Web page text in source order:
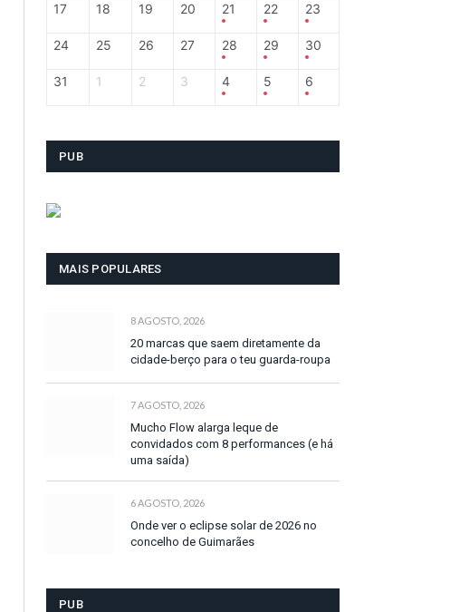
17 18 19 20 21 22 23
24 25 26 27 28 29 30
31 1 2 3 4 5 6
PUB
MAIS POPULARES
8 AGOSTO, 2026
20 marcas que saem diretamente da
cidade-berço para o teu guarda-roupa
7 AGOSTO, 2026
Mucho Flow alarga leque de
convidados com 8 performances (e há
uma saída)
6 AGOSTO, 2026
Onde ver o eclipse solar de 2026 no
concelho de Guimarães
PUB